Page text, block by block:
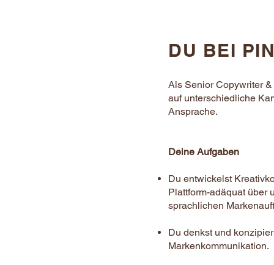
DU BEI
Als Senior Copywriter
auf unterschiedliche
Ansprache.
Deine Aufgaben
Du entwickelst
Plattform-adäquat über
sprachlichen
Du denkst und
Markenkommunikation.